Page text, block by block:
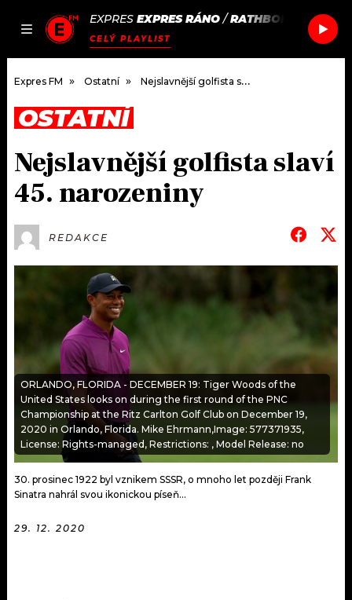
JAK
SEZNAM.CZ
EXPRES EXPRES RÁNO/RATHBONE PLACE
CELÝ PLAYLIST
DOMŮ
ČLÁNKY
HUDBA
ROZHOVORY
#NEBUDUDOMA
KALENDÁŘ
KVÍZY
VIP
TRENDY
JAK NALADIT
RÁDIO
APLIKACE
PROGRAM
PLAYLIST
JAK NALADIT
SOUTĚŽE
Expres FM Ostatní Nejslavnější golfista slaví 45. narozeniny
OSTATNÍ
Nejslavnější golfista slaví
45. narozeniny
REDAKCE
ORLANDO, FLORIDA - DECEMBER 19: Tiger Woods of the
United States looks on during the first round of the PNC
Championship at the Ritz Carlton Golf Club on December 19,
2020 in Orlando, Florida. Mike Ehrmann,Image: 577371935,
License: Rights-managed, Restrictions: , Model Release: no
30. prosinec 1922 byl vznikem SSSR, o mnoho let později Frank
Sinatra nahrál svou ikonickou píseň...
29. 12. 2020